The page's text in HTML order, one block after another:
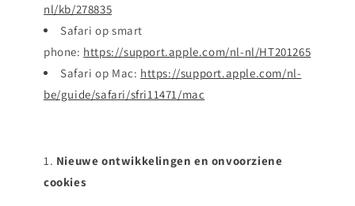
nl/kb/278835
Safari op smart
phone: https://support.apple.com/nl-nl/HT201265
Safari op Mac: https://support.apple.com/nl-
be/guide/safari/sfri11471/mac
Nieuwe ontwikkelingen en onvoorziene
cookies